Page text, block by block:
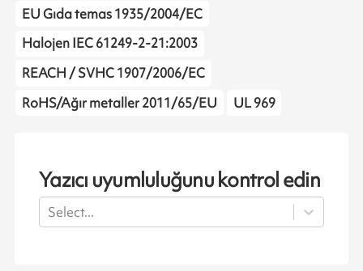
EU Gıda temas 1935/2004/EC
Halojen IEC 61249-2-21:2003
REACH / SVHC 1907/2006/EC
RoHS/Ağır metaller 2011/65/EU
UL 969
Yazıcı uyumluluğunu kontrol edin
Select...